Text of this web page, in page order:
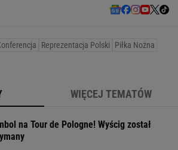
Reprezentacja Polski
Piłka Nożna
WIĘCEJ TEMATÓW
na Tour de Pologne! Wyścig został